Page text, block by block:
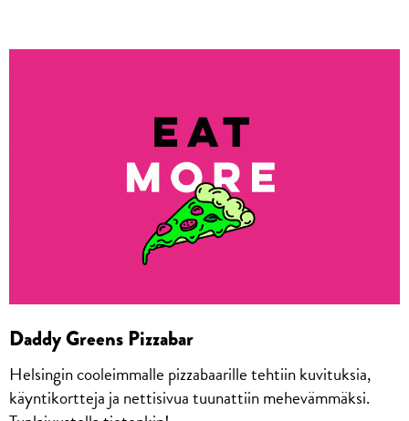
Daddy Greens Pizzabar
Helsingin cooleimmalle pizzabaarille tehtiin kuvituksia,
käyntikortteja ja nettisivua tuunattiin mehevämmäksi.